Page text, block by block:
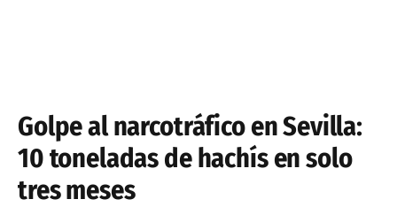
Golpe al narcotráfico en Sevilla:
10 toneladas de hachís en solo
tres meses